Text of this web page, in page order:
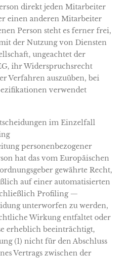
direkt jeden Mitarbeiter
einen anderen Mitarbeiter
Person steht es ferner frei,
der Nutzung von Diensten
ungeachtet der
ihr Widerspruchsrecht
Verfahren auszuüben, bei
verwendet
im Einzelfall
personenbezogener
hat das vom Europäischen
gewährte Recht,
auf einer automatisierten
Profiling —
unterworfen zu werden,
Wirkung entfaltet oder
erheblich beeinträchtigt,
(1) nicht für den Abschluss
Vertrags zwischen der